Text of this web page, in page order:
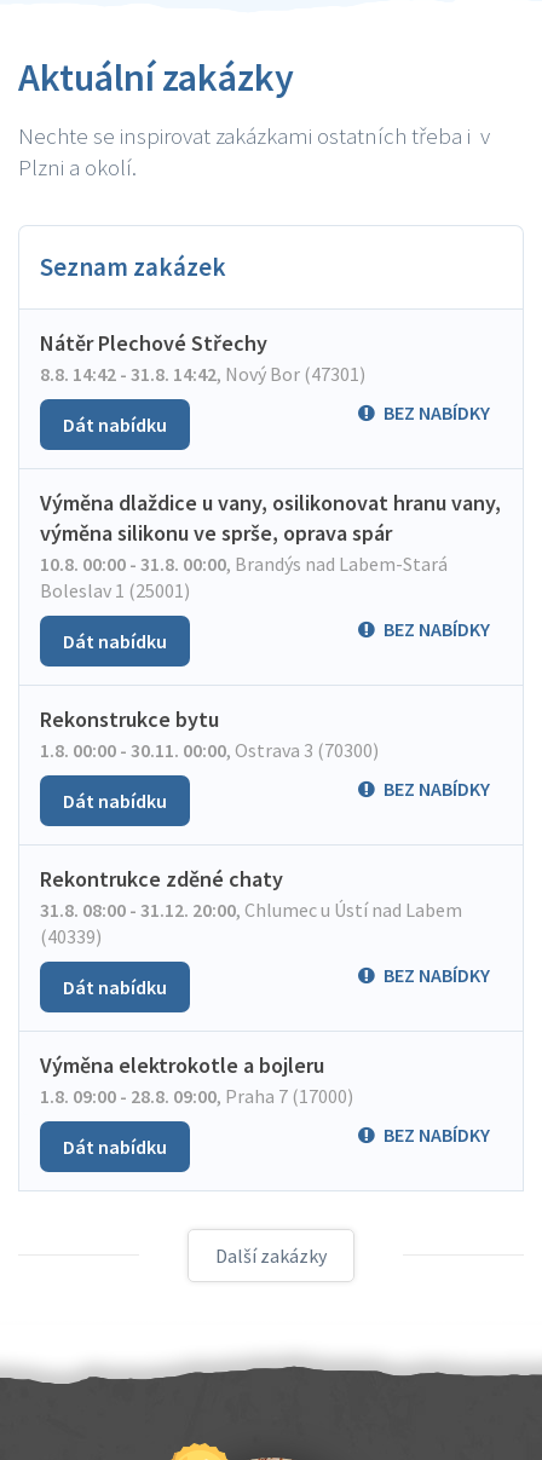
Aktuální zakázky
Nechte se inspirovat zakázkami ostatních třeba i v
Plzni a okolí.
Seznam zakázek
Nátěr Plechové Střechy
8.8. 14:42 - 31.8. 14:42, Nový Bor (47301)
BEZ NABÍDKY
Dát nabídku
Výměna dlaždice u vany, osilikonovat hranu vany,
výměna silikonu ve sprše, oprava spár
10.8. 00:00 - 31.8. 00:00, Brandýs nad Labem-Stará
Boleslav 1 (25001)
BEZ NABÍDKY
Dát nabídku
Rekonstrukce bytu
1.8. 00:00 - 30.11. 00:00, Ostrava 3 (70300)
BEZ NABÍDKY
Dát nabídku
Rekontrukce zděné chaty
31.8. 08:00 - 31.12. 20:00, Chlumec u Ústí nad Labem
(40339)
BEZ NABÍDKY
Dát nabídku
Výměna elektrokotle a bojleru
1.8. 09:00 - 28.8. 09:00, Praha 7 (17000)
BEZ NABÍDKY
Dát nabídku
Další zakázky